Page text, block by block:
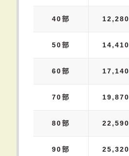
40部 12,280
50部 14,410
60部 17,140
70部 19,870
80部 22,590
90部 25,320